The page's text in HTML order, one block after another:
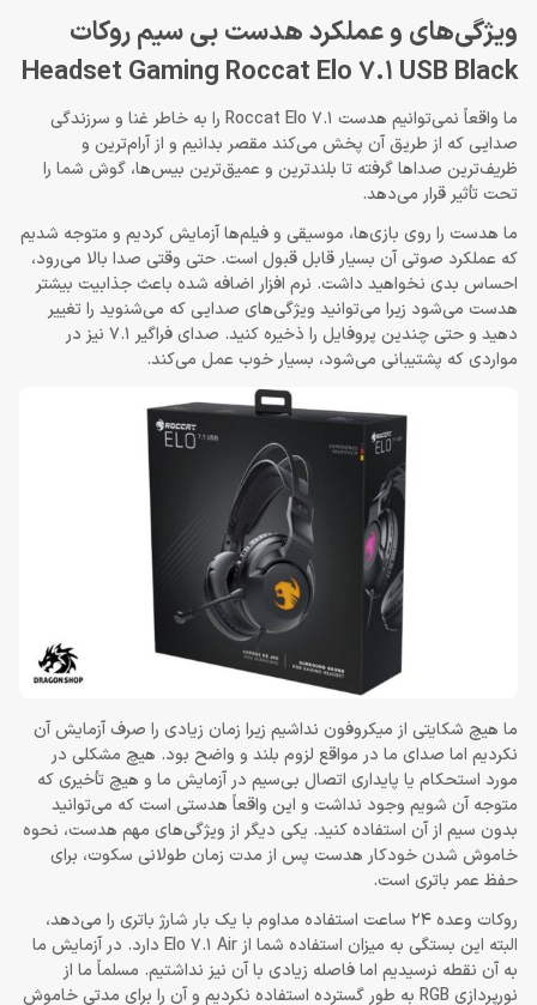
ویژگی‌های و عملکرد هدست بی سیم روکات
Headset Gaming Roccat Elo 7.1 USB Black
ما واقعاً نمی‌توانیم هدست Roccat Elo 7.1 را به خاطر غنا و سرزندگی
صدایی که از طریق آن پخش می‌کند مقصر بدانیم و از آرام‌ترین و
ظریف‌ترین صداها گرفته تا بلندترین و عمیق‌ترین بیس‌ها، گوش شما را
تحت تأثیر قرار می‌دهد.
ما هدست را روی بازی‌ها، موسیقی و فیلم‌ها آزمایش کردیم و متوجه شدیم
که عملکرد صوتی آن بسیار قابل ‌قبول است. حتی وقتی صدا بالا می‌رود،
احساس بدی نخواهید داشت. نرم افزار اضافه شده باعث جذابیت بیشتر
هدست می‌شود زیرا می‌توانید ویژگی‌های صدایی که می‌شنوید را تغییر
دهید و حتی چندین پروفایل را ذخیره کنید. صدای فراگیر 7.1 نیز در
مواردی که پشتیبانی می‌شود، بسیار خوب عمل می‌کند.
ما هیچ شکایتی از میکروفون نداشیم زیرا زمان زیادی را صرف آزمایش آن
نکردیم اما صدای ما در مواقع لزوم بلند و واضح بود. هیچ مشکلی در
مورد استحکام یا پایداری اتصال بی‌سیم در آزمایش ما و هیچ تأخیری که
متوجه آن شویم وجود نداشت و این واقعاً هدستی است که می‌توانید
بدون سیم از آن استفاده کنید. یکی دیگر از ویژگی‌های مهم هدست، نحوه
خاموش شدن خودکار هدست پس از مدت زمان طولانی سکوت، برای
حفظ عمر باتری است.
روکات وعده 24 ساعت استفاده مداوم با یک بار شارژ باتری را می‌دهد،
البته این بستگی به میزان استفاده شما از Elo 7.1 Air دارد. در آزمایش ما
به آن نقطه نرسیدیم اما فاصله زیادی با آن نیز نداشتیم. مسلماً ما از
نورپردازی RGB به طور گسترده استفاده نکردیم و آن را برای مدتی خاموش